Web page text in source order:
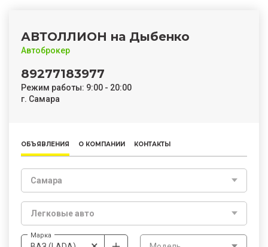
АВТОЛЛИОН на Дыбенко
Автоброкер
89277183977
Режим работы: 9:00 - 20:00
г. Самара
ОБЪЯВЛЕНИЯ О КОМПАНИИ КОНТАКТЫ
Самара
Легковые авто
Марка